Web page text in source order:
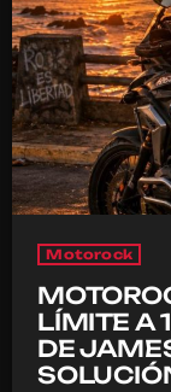
Motorock
LÍMITE A
DE